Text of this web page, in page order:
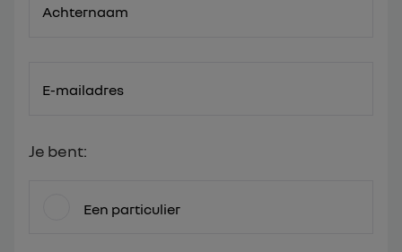
Achternaam
E-mailadres
Je bent:
Een particulier